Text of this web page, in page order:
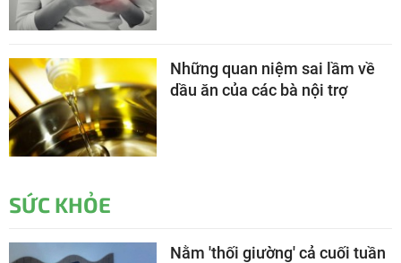
Những quan niệm sai lầm về
dầu ăn của các bà nội trợ
SỨC KHỎE
Nằm 'thối giường' cả cuối tuần